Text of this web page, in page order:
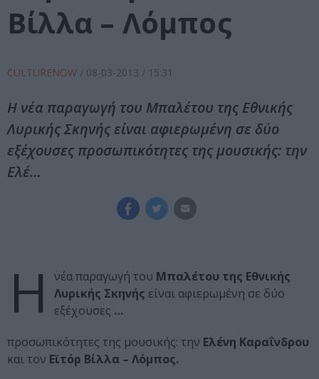
Βίλλα – Λόμπος
CULTURENOW / 08-03-2013 / 15:31
Η νέα παραγωγή του Μπαλέτου της Εθνικής
Λυρικής Σκηνής είναι αφιερωμένη σε δύο
εξέχουσες προσωπικότητες της μουσικής: την
Ελέ…
Η νέα παραγωγή του Μπαλέτου της Εθνικής
Λυρικής Σκηνής είναι αφιερωμένη σε δύο
εξέχουσες …
προσωπικότητες της μουσικής: την Ελένη Καραΐνδρου
και τον Εϊτόρ Βίλλα – Λόμπος.